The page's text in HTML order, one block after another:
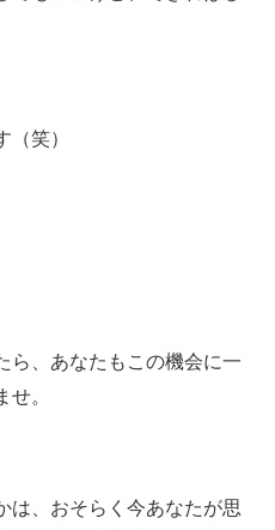
笑）
ら、あなたもこの機会に一
。
は、おそらく今あなたが思